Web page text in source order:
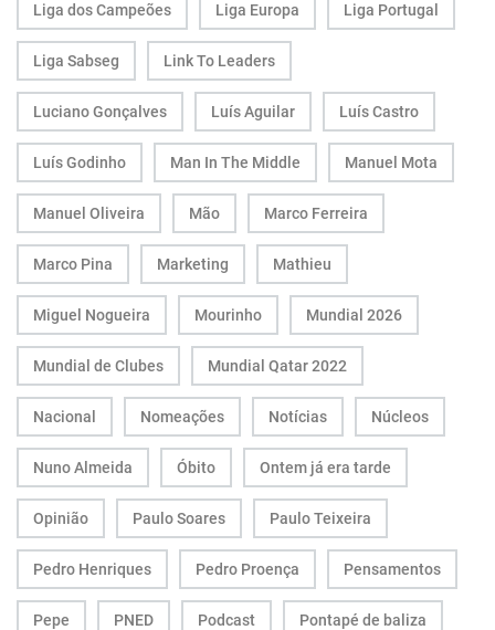
Liga dos Campeões Liga Europa Liga Portugal
Liga Sabseg Link To Leaders
Luciano Gonçalves Luís Aguilar Luís Castro
Luís Godinho Man In The Middle Manuel Mota
Manuel Oliveira Mão Marco Ferreira
Marco Pina Marketing Mathieu
Miguel Nogueira Mourinho Mundial 2026
Mundial de Clubes Mundial Qatar 2022
Nacional Nomeações Notícias Núcleos
Nuno Almeida Óbito Ontem já era tarde
Opinião Paulo Soares Paulo Teixeira
Pedro Henriques Pedro Proença Pensamentos
Pepe PNED Podcast Pontapé de baliza